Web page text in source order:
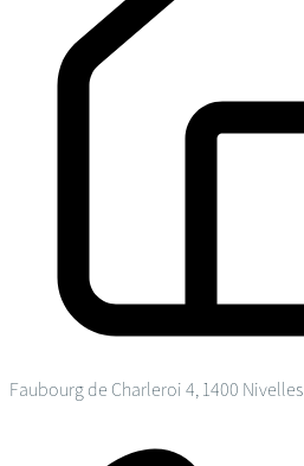
Faubourg de Charleroi 4, 1400 Nivelles